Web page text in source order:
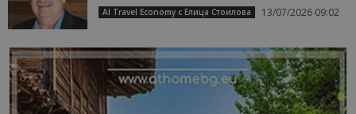
AI Travel Economy с Елица Стоилова 13/07/2026 09:02